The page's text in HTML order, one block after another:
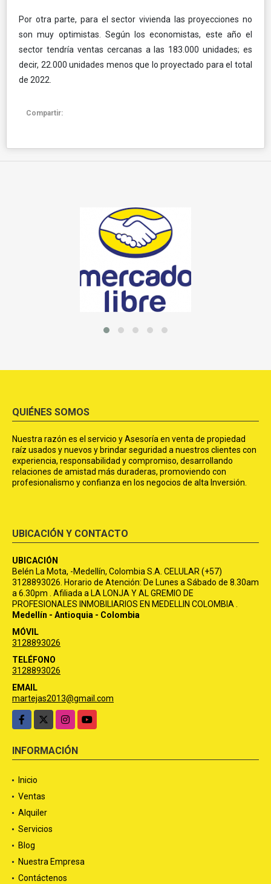
Por otra parte, para el sector vivienda las proyecciones no
son muy optimistas. Según los economistas, este año el
sector tendría ventas cercanas a las 183.000 unidades; es
decir, 22.000 unidades menos que lo proyectado para el total
de 2022.
Compartir:
QUIÉNES SOMOS
Nuestra razón es el servicio y Asesoría en venta de propiedad
raíz usados y nuevos y brindar seguridad a nuestros clientes con
experiencia, responsabilidad y compromiso, desarrollando
relaciones de amistad más duraderas, promoviendo con
profesionalismo y confianza en los negocios de alta Inversión.
UBICACIÓN Y CONTACTO
UBICACIÓN
Belén La Mota, -Medellín, Colombia S.A. CELULAR (+57)
3128893026. Horario de Atención: De Lunes a Sábado de 8.30am
a 6.30pm . Afiliada a LA LONJA Y AL GREMIO DE
PROFESIONALES INMOBILIARIOS EN MEDELLIN COLOMBIA .
Medellín - Antioquia - Colombia
MÓVIL
3128893026
TELÉFONO
3128893026
EMAIL
martejas2013@gmail.com
Facebook
InstagramYouTube
INFORMACIÓN
Inicio
Ventas
Alquiler
Servicios
Blog
Nuestra Empresa
Contáctenos